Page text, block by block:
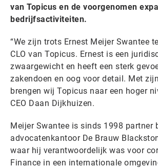
van Topicus en de voorgenomen
bedrijfsactiviteiten.
“We zijn trots Ernest Meijer Swantee
CLO van Topicus. Ernest is een
zwaargewicht en heeft een sterk
zakendoen en oog voor detail. Met
brengen wij Topicus naar een hoger
CEO Daan Dijkhuizen.
Meijer Swantee is sinds 1998 partner
advocatenkantoor De Brauw
waar hij verantwoordelijk was voor
Finance in een internationale